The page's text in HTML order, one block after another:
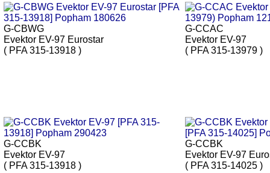
G-CBWG
Evektor EV-97 Eurostar
( PFA 315-13918 )
G-CCAC
Evektor EV-97
( PFA 315-13979 )
G-CCBK
Evektor EV-97
( PFA 315-13918 )
G-CCBK
Evektor EV-97
( PFA 315-14025 )